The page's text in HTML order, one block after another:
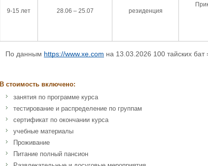
9-15 лет 28.06 – 25.07 резиденция
По данным https://www.xe.com на 13.03.2026 100 тайских
В стоимость включено:
занятия по программе курса
тестирование и распределение по группам
сертификат по окончании курса
учебные материалы
Проживание
Питание полный пансион